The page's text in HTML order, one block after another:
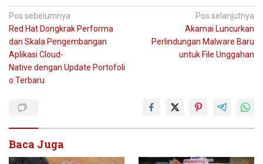
Navigasi
pos
Pos sebelumnya
Red Hat Dongkrak Performa
dan Skala Pengembangan
Aplikasi Cloud-
Native dengan Update Portofoli
o Terbaru
Pos selanjutnya
Akamai Luncurkan
Perlindungan Malware Baru
untuk File Unggahan
Baca Juga